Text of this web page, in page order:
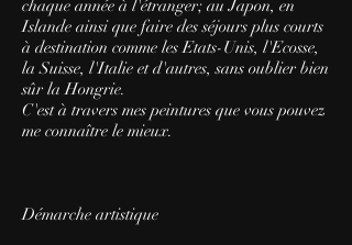
chaque année à l'étranger; au Japon, en
Islande ainsi que faire des séjours plus courts
à destination comme les Etats-Unis, l'Ecosse,
la Suisse, l'Italie et d'autres, sans oublier bien
sûr la Hongrie.
C'est à travers mes peintures que vous pouvez
me connaître le mieux.
Démarche artistique